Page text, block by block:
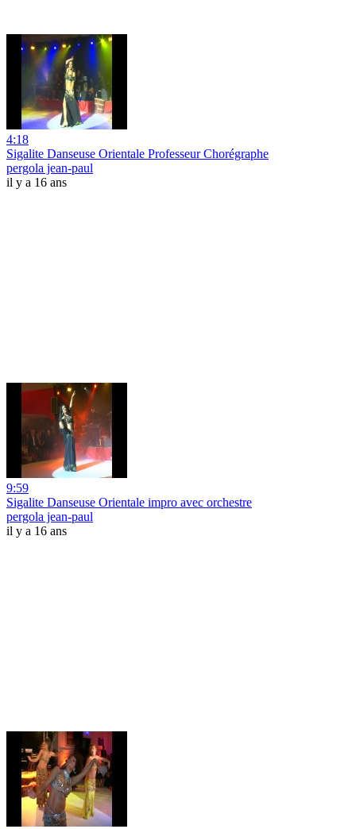
4:18
Sigalite Danseuse Orientale Professeur Chorégraphe
pergola jean-paul
il y a 16 ans
9:59
Sigalite Danseuse Orientale impro avec orchestre
pergola jean-paul
il y a 16 ans